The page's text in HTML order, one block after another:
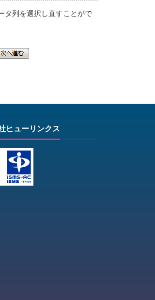
タ列を選択し直すことがで
ヒューリンクス